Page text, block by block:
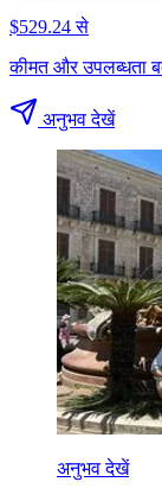
$529.24 से
कीमत और उपलब्धता
अनुभव देखें
अनुभव देखें